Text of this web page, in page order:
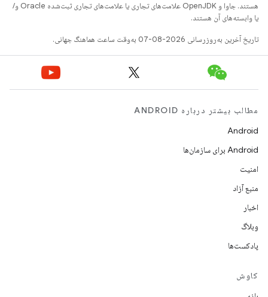
هستند. جاوا و OpenJDK علامت‌های تجاری یا علامت‌های تجاری ثبت‌شده Oracle و/
یا وابسته‌های آن هستند.
تاریخ آخرین به‌روزرسانی 2026-08-07 به‌وقت ساعت هماهنگ جهانی.
مطالب بیشتر درباره ANDROID
Android
Android برای سازمان‌ها
امنیت
منبع آزاد
اخبار
وبلاگ
پادکست‌ها
کاوش